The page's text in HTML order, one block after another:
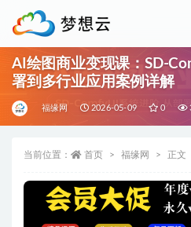
AI绘图商业变现课：SD-
署到多行业应用案例详解
福缘网 2026-05-09 0
当前位置： 首页 福缘网 正文